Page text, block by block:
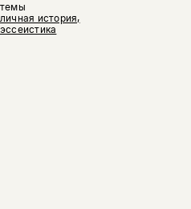
темы
личная история,
эссеистика